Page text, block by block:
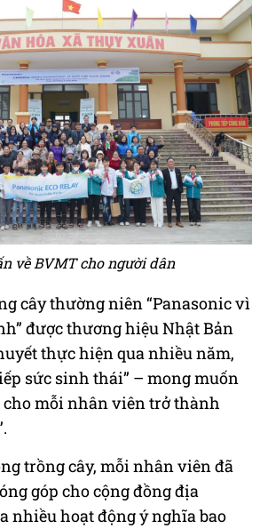
về BVMT cho người dân
cây thường niên “Panasonic vì
được thương hiệu Nhật Bản
thực hiện qua nhiều năm,
sức sinh thái” – mong muốn
mỗi nhân viên trở thành
trồng cây, mỗi nhân viên đã
góp cho cộng đồng địa
nhiều hoạt động ý nghĩa bao